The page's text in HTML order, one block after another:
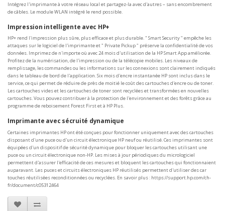
Intégrez l'imprimante à votre réseau local et partagez-la avec d'autres – sans encombrement
de câbles. Le module WLAN intégré le rend possible.
Impression intelligente avec HP+
HP+ rend l'impression plus sûre, plus efficace et plus durable. " Smart Security " empêche les
attaques sur le logiciel de l'imprimante et " Private Pickup " préserve la confidentialité de vos
données. Imprimez de n'importe où avec 24 mois d'utilisation de la HP Smart App améliorée.
Profitez de la numérisation, de l'impression ou de la télécopie mobiles. Les niveaux de
remplissage, les commandes ou les informations sur les connexions sont clairement indiqués
dans le tableau de bord de l'application. Six mois d'encre instantanée HP sont inclus dans le
service, ce qui permet de réduire de près de moitié le coût des cartouches d'encre ou de toner.
Les cartouches vides et les cartouches de toner sont recyclées et transformées en nouvelles
cartouches. Vous pouvez contribuer à la protection de l'environnement et des forêts grâce au
programme de reboisement Forest First et à HP Plus.
Imprimante avec sécruité dynamique
Certaines imprimantes HP ont été conçues pour fonctionner uniquement avec des cartouches
disposant d'une puce ou d'un circuit électronique HP neuf ou réutilisé. Ces imprimantes sont
équipées d'un dispositif de sécurité dynamique pour bloquer les cartouches utilisant une
puce ou un circuit électronique non-HP. Les mises à jour périodiques du micrologiciel
permettent d'assurer l'efficacité de ces mesures et bloquent les cartouches qui fonctionnaient
auparavant. Les puces et circuits électroniques HP réutilisés permettent d'utiliser des car
touches réutilisées reconditionnées ou recyclées. En savoir plus : https://support.hp.com/ch-
fr/document/c05312464